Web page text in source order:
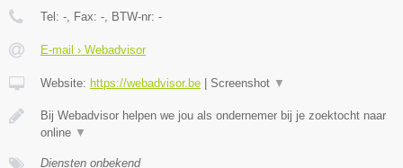
Tel: -, Fax: -, BTW-nr: -
E-mail › Webadvisor
Website: https://webadvisor.be Screenshot ▼
Bij Webadvisor helpen we jou als ondernemer bij je zoektocht naar
online ▼
Diensten onbekend